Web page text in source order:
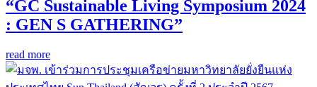
“GC Sustainable Living Symposium 2024
: GEN S GATHERING”
read more